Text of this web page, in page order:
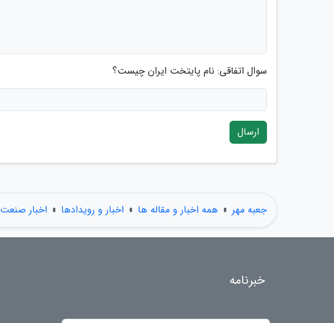
سوال اتفاقی: نام پایتخت ایران چیست؟
ارسال
جعبه مهر » همه اخبار و مقاله ها » اخبار و رویدادها » اخبار صنعت
خبرنامه